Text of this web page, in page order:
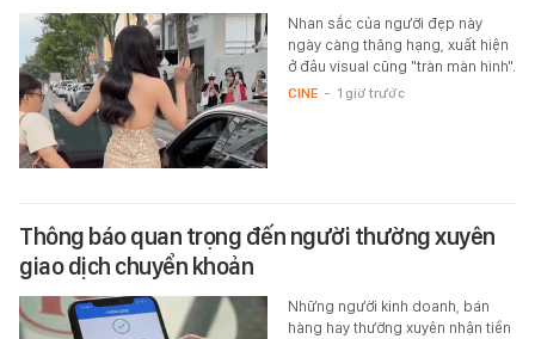
Nhan sắc của người đẹp này
ngày càng thăng hạng, xuất hiện
ở đâu visual cũng "tràn màn hình".
CINE - 1 giờ trước
Thông báo quan trọng đến người thường xuyên
giao dịch chuyển khoản
Những người kinh doanh, bán
hàng hay thường xuyên nhận tiền